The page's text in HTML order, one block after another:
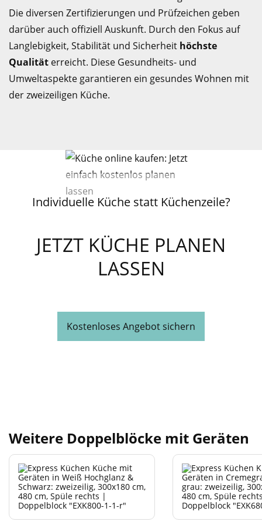
Die diversen Zertifizierungen und Prüfzeichen geben
darüber auch offiziell Auskunft. Durch den Fokus auf
Langlebigkeit, Stabilität und Sicherheit höchste
Qualität erreicht. Diese Gesundheits- und
Umweltaspekte garantieren ein gesundes Wohnen mit
der zweizeiligen Küche.
Individuelle Küche statt Küchenzeile?
JETZT KÜCHE PLANEN
LASSEN
Kostenloses Angebot sichern
Weitere Doppelblöcke mit Geräten